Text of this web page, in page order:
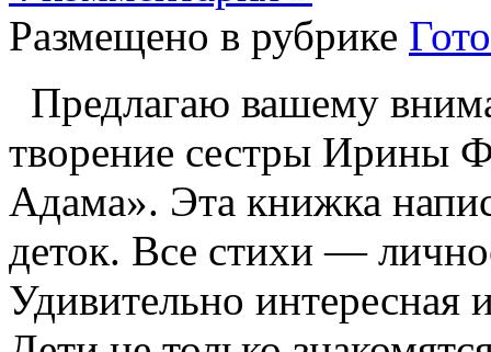
Размещено в рубрике
Предлагаю вашему
творение сестры Ирины
Адама». Эта книжка
деток. Все стихи —
Удивительно интересная